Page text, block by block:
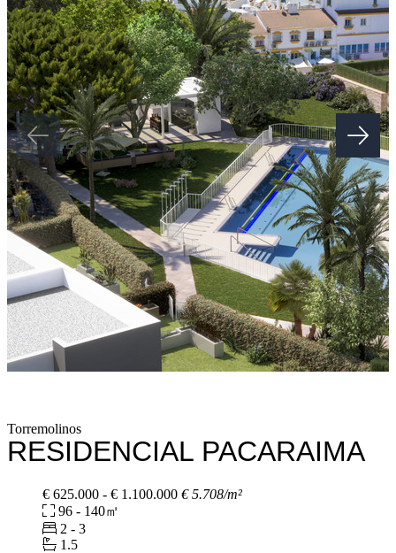
die natuurlijk licht binnenlaten.
Living Garden biedt een hoger leefcomfort dankzij indrukwekkende
gemeenschappelijke voorzieningen voor ontspanning en gemak.
Bewoners kunnen sporten in ‌de ‌fitnessruimte, ‌zwemmen ‌in ‌het
‌infinity-zwembad met solarium, werken ‌in de coworkingruimte en
bijeenkomsten ‌organiseren ‌in ‌de gastrobar. Buitenliefhebbers
‌kunnen wandelen en ‌relaxen ‌in ‌de ‌aangelegde ‌tuinen ‌met
‌rustplekken.
Torremolinos
RESIDENCIAL PACARAIMA
€ 625.000 - € 1.100.000 € 5.708/m²
96 - 140㎡
2 - 3
1.5